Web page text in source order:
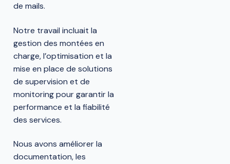
de mails.
Notre travail incluait la
gestion des montées en
charge, l’optimisation et la
mise en place de solutions
de supervision et de
monitoring pour garantir la
performance et la fiabilité
des services.
Nous avons améliorer la
documentation, les